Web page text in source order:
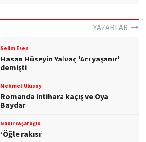
YAZARLAR
Selim Esen
Hasan Hüseyin Yalvaç 'Acı yaşanır'
demişti
Mehmet Ulusoy
Romanda intihara kaçış ve Oya
Baydar
Nadir Avşaroğlu
‘Öğle rakısı’